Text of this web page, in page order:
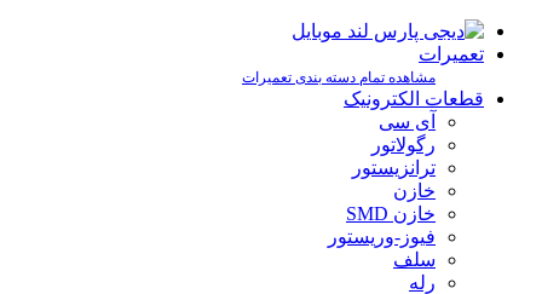
تعمیرات
مشاهده تمام دسته بندی تعمیرات
قطعات الکترونیک
آی سی
رگولاتور
ترانزیستور
خازن
خازن SMD
فیوز-وریستور
سلف
رله